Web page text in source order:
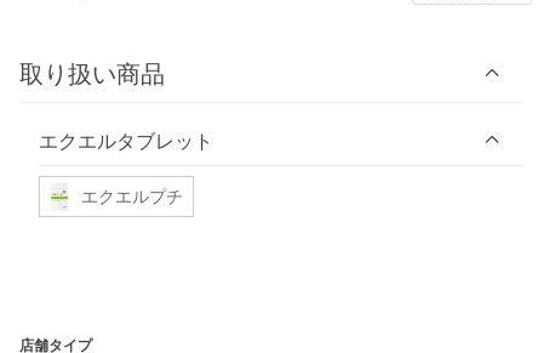
取り扱い商品
エクエルタブレット
エクエルプチ
店舗タイプ